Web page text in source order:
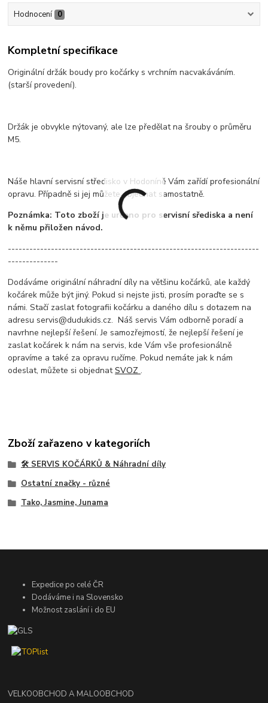
Hodnocení 0
Kompletní specifikace
Originální držák boudy pro kočárky s vrchním nacvakáváním.
(starší provedení).
Držák je obvykle nýtovaný, ale lze předělat na šrouby o průměru
M5.
Náše hlavní servisní středisko v Hodoníně Vám zařídí profesionální
opravu. Případně si jej můžete objednat samostatně.
Poznámka: Toto zboží je určeno pro servisní sřediska a není
k němu přiložen návod.
----------------------------------------------------------------------
--------------
Dodáváme originální náhradní díly na většinu kočárků, ale každý
kočárek může být jiný. Pokud si nejste jisti, prosím poraďte se s
námi. Stačí zaslat fotografii kočárku a daného dílu s dotazem na
adresu servis@dudukids.cz. Náš servis Vám odborně poradí a
navrhne nejlepší řešení. Je samozřejmostí, že nejlepší řešení je
zaslat kočárek k nám na servis, kde Vám vše profesionálně
opravíme a také za opravu ručíme. Pokud nemáte jak k nám
odeslat, můžete si objednatSVOZ.
Zboží zařazeno v kategoriích
🛠️ SERVIS KOČÁRKŮ & Náhradní díly
Ostatní značky - různé
Tako, Jasmine, Junama
Expedice po celé ČR
Dodáváme i na Slovensko
Možnost zaslání i do EU
VELKOOBCHOD A MALOOBCHOD